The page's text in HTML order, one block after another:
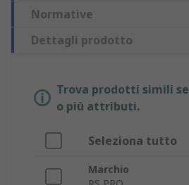
Normative
Dettagli prodotto
Trova prodotti simili
o più attributi.
Seleziona tutto
Marchio